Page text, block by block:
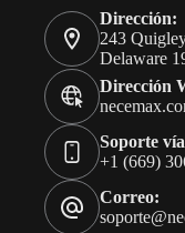
Dirección:
243
Delaware
Dirección
Soporte
+1 (669)
Correo: